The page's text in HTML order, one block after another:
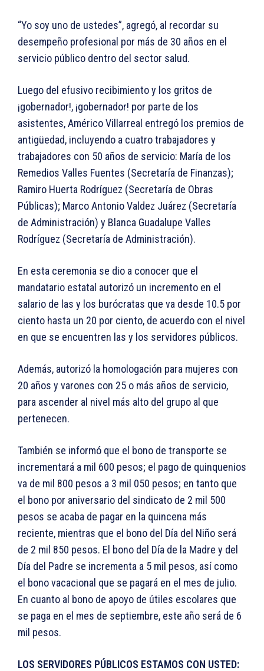
“Yo soy uno de ustedes”, agregó, al recordar su
desempeño profesional por más de 30 años en el
servicio público dentro del sector salud.
Luego del efusivo recibimiento y los gritos de
¡gobernador!, ¡gobernador! por parte de los
asistentes, Américo Villarreal entregó los premios de
antigüedad, incluyendo a cuatro trabajadores y
trabajadores con 50 años de servicio: María de los
Remedios Valles Fuentes (Secretaría de Finanzas);
Ramiro Huerta Rodríguez (Secretaría de Obras
Públicas); Marco Antonio Valdez Juárez (Secretaría
de Administración) y Blanca Guadalupe Valles
Rodríguez (Secretaría de Administración).
En esta ceremonia se dio a conocer que el
mandatario estatal autorizó un incremento en el
salario de las y los burócratas que va desde 10.5 por
ciento hasta un 20 por ciento, de acuerdo con el nivel
en que se encuentren las y los servidores públicos.
Además, autorizó la homologación para mujeres con
20 años y varones con 25 o más años de servicio,
para ascender al nivel más alto del grupo al que
pertenecen.
También se informó que el bono de transporte se
incrementará a mil 600 pesos; el pago de quinquenios
va de mil 800 pesos a 3 mil 050 pesos; en tanto que
el bono por aniversario del sindicato de 2 mil 500
pesos se acaba de pagar en la quincena más
reciente, mientras que el bono del Día del Niño será
de 2 mil 850 pesos. El bono del Día de la Madre y del
Día del Padre se incrementa a 5 mil pesos, así como
el bono vacacional que se pagará en el mes de julio.
En cuanto al bono de apoyo de útiles escolares que
se paga en el mes de septiembre, este año será de 6
mil pesos.
LOS SERVIDORES PÚBLICOS ESTAMOS CON USTED: